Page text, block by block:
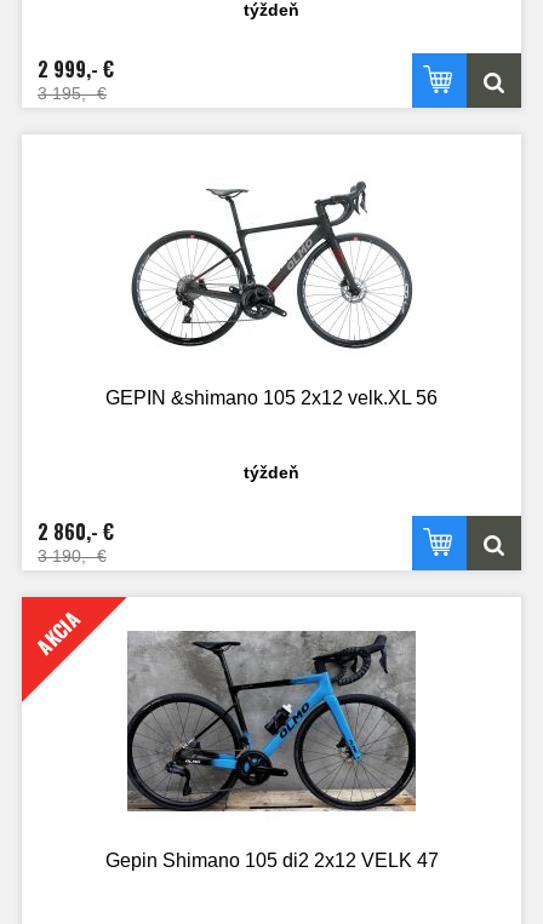
týždeň
2 999,- €
3 195,- €
GEPIN &shimano 105 2x12 velk.XL 56
týždeň
2 860,- €
3 190,- €
AKCIA
Gepin Shimano 105 di2 2x12 VELK 47